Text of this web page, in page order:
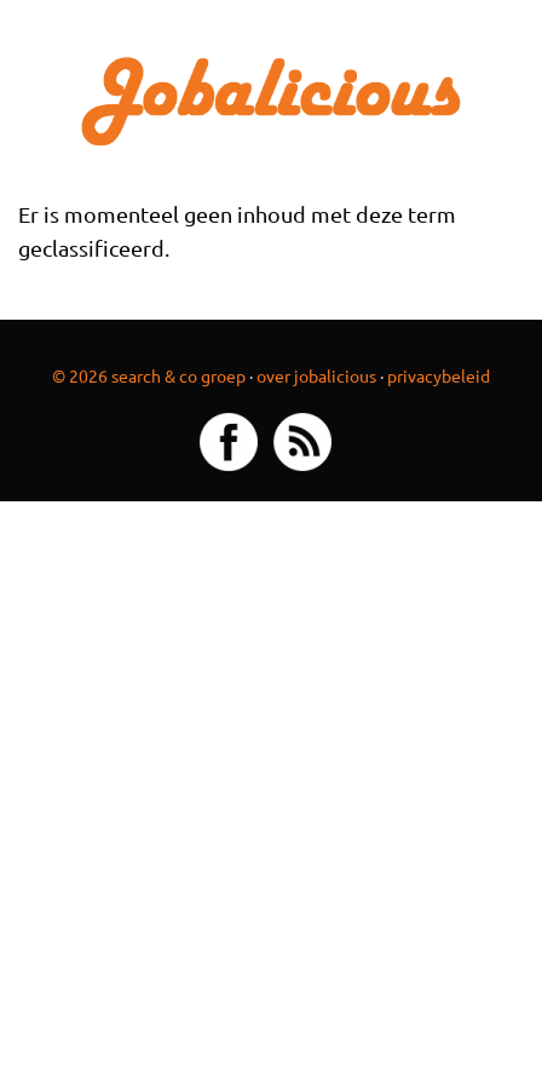
Er is momenteel geen inhoud met deze term
geclassificeerd.
© 2026 search & co groep ·over jobalicious · privacybeleid